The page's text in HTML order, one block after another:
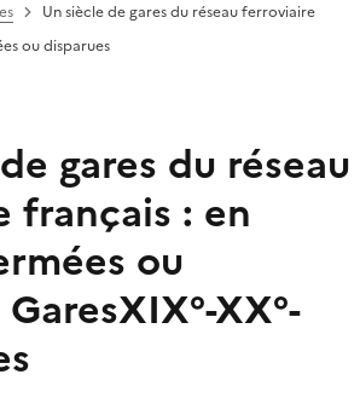
Un siècle de gares du réseau ferroviaire
ou disparues
gares du réseau
français : en
ou
GaresXIX°-XX°-